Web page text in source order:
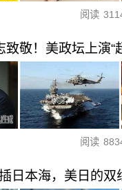
阅读
致敬！美政坛上演“
阅读
日本海，美日的双